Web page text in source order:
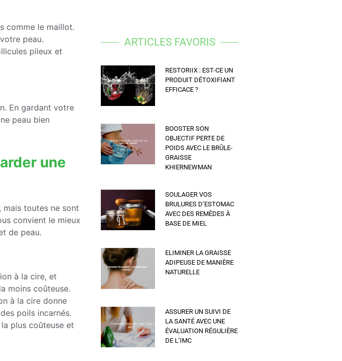
comme le maillot.
peau.
pileux et
En gardant votre
peau bien
une
mais toutes ne sont
convient le mieux
de peau.
à la cire, et
moins coûteuse.
à la cire donne
poils incarnés.
plus coûteuse et
ARTICLES FAVORIS
RESTORIIX : EST-CE UN
PRODUIT DÉTOXIFIANT
EFFICACE ?
BOOSTER SON
OBJECTIF PERTE DE
POIDS AVEC LE BRÛLE-
GRAISSE
KHIERNEWMAN
SOULAGER VOS
BRULURES D’ESTOMAC
AVEC DES REMÈDES À
BASE DE MIEL
ELIMINER LA GRAISSE
ADIPEUSE DE MANIÈRE
NATURELLE
ASSURER UN SUIVI DE
LA SANTÉ AVEC UNE
ÉVALUATION RÉGULIÈRE
DE L’IMC